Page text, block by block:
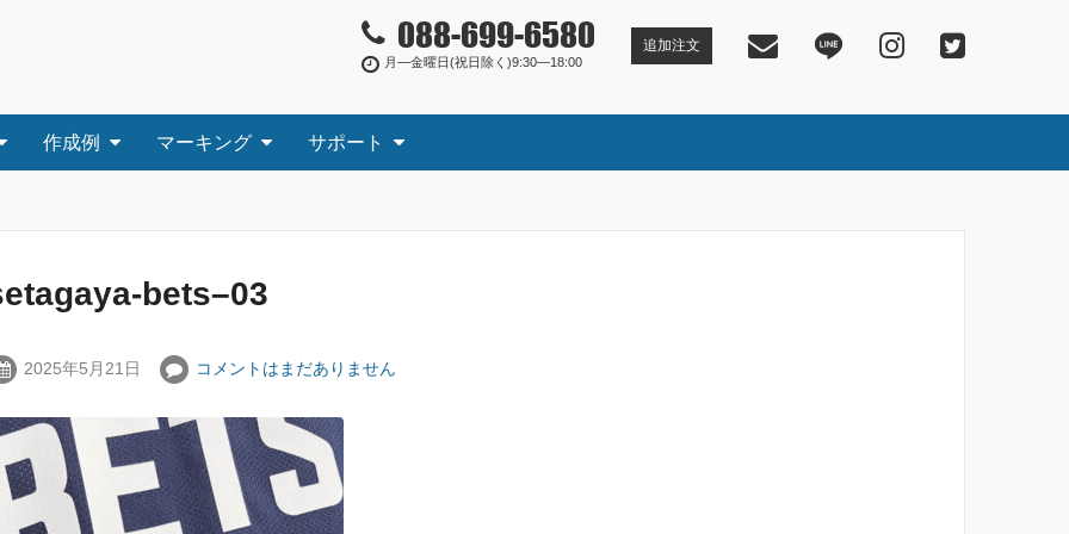
088-699-6580
月―金曜日(祝日除く)9:30―18:00
追加注文
作成例 マーキング サポート
bets–03
2025年5月21日 コメントはまだありません